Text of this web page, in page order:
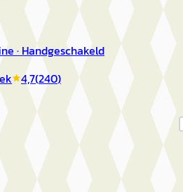
· Handgeschakeld
4,7(240)